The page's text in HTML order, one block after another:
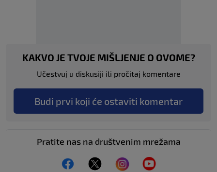
KAKVO JE TVOJE MIŠLJENJE O OVOME?
Učestvuj u diskusiji ili pročitaj komentare
Budi prvi koji će ostaviti komentar
Pratite nas na društvenim mrežama